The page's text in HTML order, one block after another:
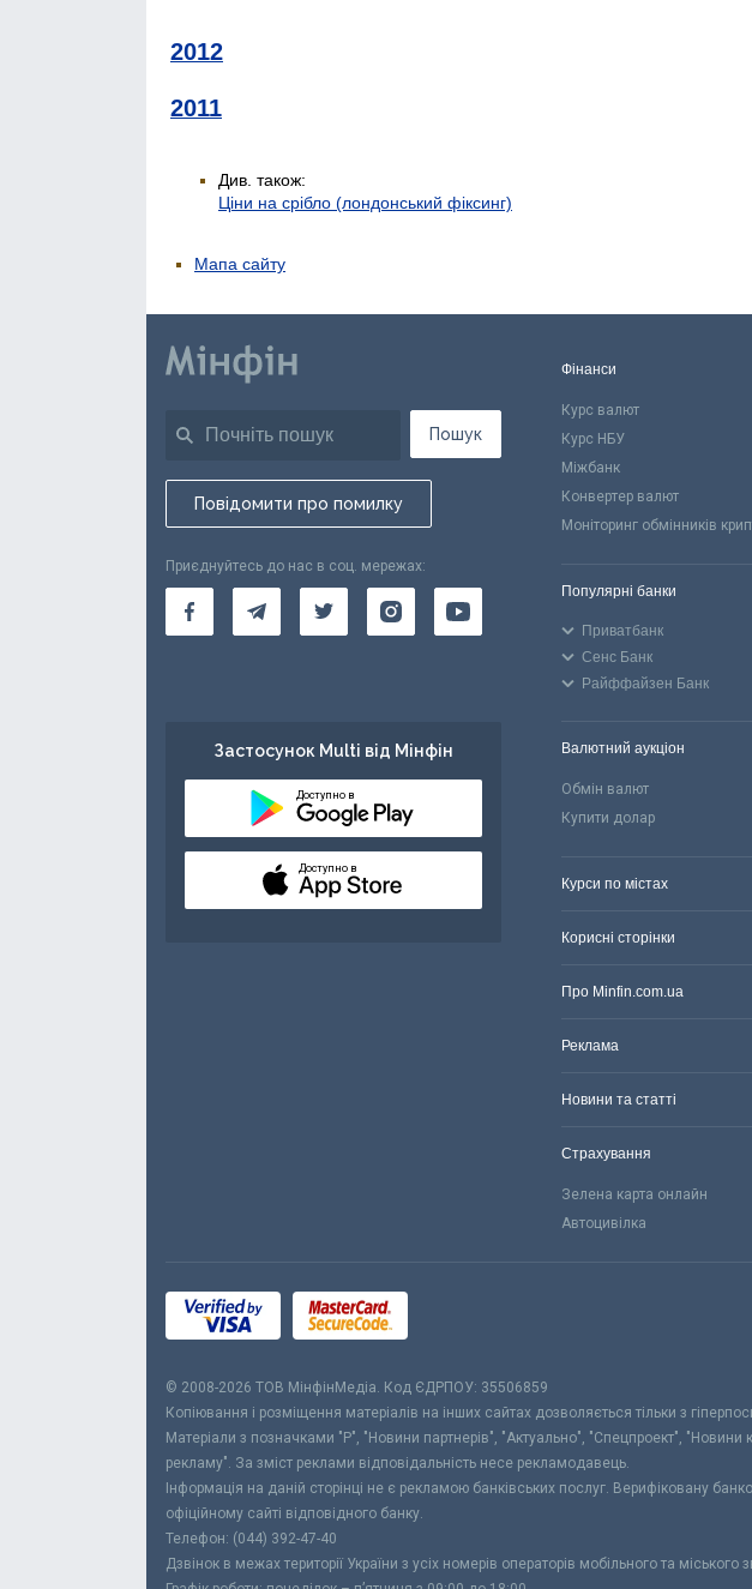
2012
2011
Див. також:
Ціни на срібло (лондонський фіксинг)
Мапа сайту
Пошук
Повідомити про помилку
Приєднуйтесь до нас в соц. мережах:
Застосунок Multi від Мінфін
Доступно в
Доступно в
Фінанси
Курс валют
Курс НБУ
Міжбанк
Конвертер валют
Моніторинг обмінників
Популярні банки
Приватбанк
Сенс Банк
Райффайзен Банк
Валютний аукціон
Обмін валют
Купити долар
Курси по містах
Корисні сторінки
Про Minfin.com.ua
Реклама
Новини та статті
Страхування
Зелена карта онлайн
Автоцивілка
© 2008-2026 ТОВ МiнфiнМедiа. Код ЄДРПОУ: 35506859
Копіювання і розміщення матеріалів на інших сайтах дозволяється тільки з
Матеріали з позначками "Р", "Новини партнерів", "Актуально", "Спецпроект",
рекламу". За зміст реклами відповідальність несе рекламодавець.
Інформація на даній сторінці не є рекламою банківських послуг. Верифіковану
офіційному сайті відповідного банку.
Телефон: (044) 392-47-40
Дзвінок в межах території України з усіх номерів операторів мобільного та міського